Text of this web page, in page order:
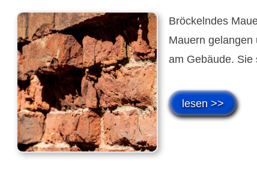
Bröckelndes
Mauern
am Gebäude. Sie
lesen >>